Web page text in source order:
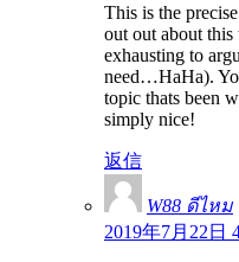
This is the
out out about
exhausting to
need…HaHa).
topic thats been
simply nice!
返信
W88 ดีไหม
2019年7月22日